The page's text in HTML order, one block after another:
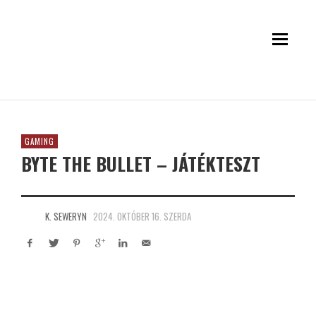
GAMING
BYTE THE BULLET – JÁTÉKTESZT
K. SEWERYN 2024. OKTÓBER 16. SZERDA